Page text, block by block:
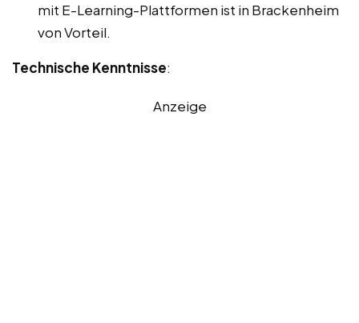
mit E-Learning-Plattformen ist in Brackenheim
von Vorteil.
Technische Kenntnisse:
Anzeige